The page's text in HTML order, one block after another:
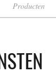
Producten